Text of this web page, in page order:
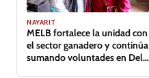
NAYARIT
MELB fortalece la unidad con
el sector ganadero y continúa
sumando voluntades en Del